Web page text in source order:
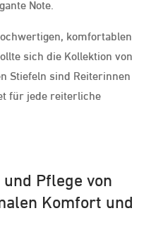
Note.
komfortablen
sich die Kollektion von
Stiefeln sind Reiterinnen
für jede reiterliche
Pflege von
Komfort und